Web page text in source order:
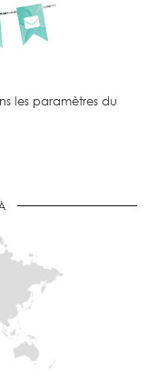
les paramètres du